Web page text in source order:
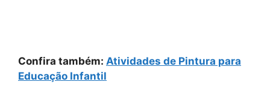
Confira também: Atividades de Pintura para
Educação Infantil